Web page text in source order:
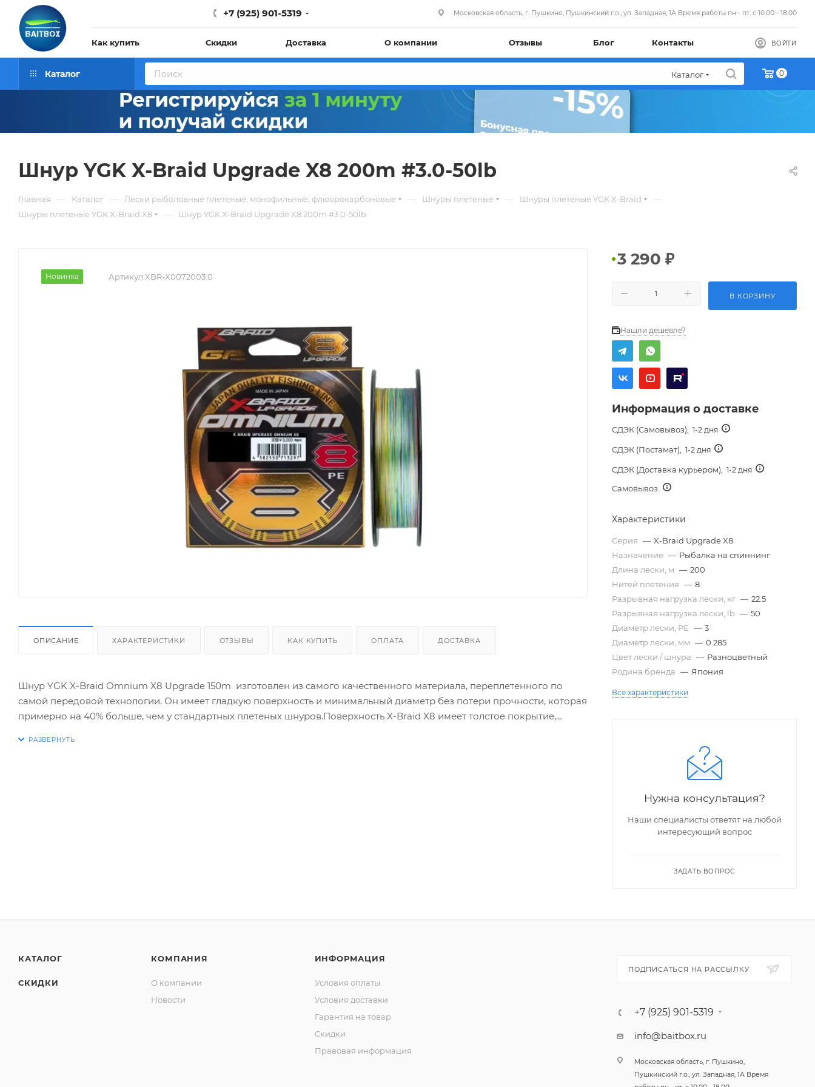
+7 (925) 901-5319 Московская область, г. Пушкино, Пушкинский г.о., ул. Западная, 1А Время работы пн - пт. с 10.00 - 18.00
Как купить Скидки Доставка О компании Отзывы Блог Контакты ВОЙТИ
Каталог Каталог 0
Шнур YGK X-Braid Upgrade X8 200m #3.0-50lb
Главная — Каталог — Лески рыболовные плетеные, монофильные, флюорокарбоновые — Шнуры плетеные — Шнуры плетеные YGK X-Braid —
Шнуры плетеные YGK X-Braid X8 — Шнур YGK X-Braid Upgrade X8 200m #3.0-50lb
Новинка Артикул:XBR-X0072003.0
ОПИСАНИЕ ХАРАКТЕРИСТИКИ ОТЗЫВЫ КАК КУПИТЬ ОПЛАТА ДОСТАВКА
Шнур YGK X-Braid Omnium X8 Upgrade 150m изготовлен из самого качественного материала, переплетенного по
самой передовой технологии. Он имеет гладкую поверхность и минимальный диаметр без потери прочности, которая
примерно на 40% больше, чем у стандартных плетеных шнуров.Поверхность X-Braid X8 имеет толстое покрытие,
3 290 ₽
В КОРЗИНУ
Нашли дешевле?
Информация о доставке
СДЭК (Самовывоз), 1-2 дня
СДЭК (Постамат), 1-2 дня
СДЭК (Доставка курьером), 1-2 дня
Самовывоз
Характеристики
Серия — X-Braid Upgrade X8
Назначение — Рыбалка на спиннинг
Длина лески, м — 200
Нитей плетения — 8
Разрывная нагрузка лески, кг — 22.5
Разрывная нагрузка лески, lb — 50
Диаметр лески, PE — 3
Диаметр лески, мм — 0.285
Цвет лески / шнура — Разноцветный
Родина бренда — Япония
Все характеристики
Нужна консультация?
Наши специалисты ответят на любой
интересующий вопрос
ЗАДАТЬ ВОПРОС
КАТАЛОГ
СКИДКИ
КОМПАНИЯ
О компании
Новости
ИНФОРМАЦИЯ
Условия оплаты
Условия доставки
Гарантия на товар
Скидки
Правовая информация
ПОДПИСАТЬСЯ НА РАССЫЛКУ
+7 (925) 901-5319
info@baitbox.ru
Московская область, г. Пушкино,
Пушкинский г.о., ул. Западная, 1А Время